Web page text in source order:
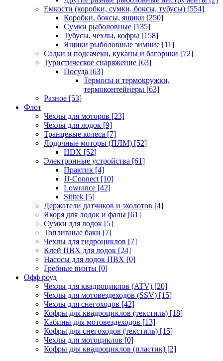
Емкости (коробки, сумки, боксы, тубусы) [554]
Коробки, боксы, ящики [250]
Сумки рыболовные [135]
Тубусы, чехлы, кофры [158]
Ящики рыболовные зимние [11]
Садки и подсачеки, куканы и багорики [72]
Туристическое снаряжение [63]
Посуда [63]
Термосы и термокружки,
термоконтейнеры [63]
Разное [53]
Флот
Чехлы для моторов [23]
Чехлы для лодок [9]
Транцевые колеса [7]
Лодочные моторы (ПЛМ) [52]
HDX [52]
Электронные устройства [61]
Практик [4]
JJ-Connect [10]
Lowrance [42]
Sititek [5]
Держатели датчиков и эхолотов [4]
Якоря для лодок и фалы [61]
Сумки для лодок [5]
Топливные баки [7]
Чехлы для гидроциклов [7]
Клей ПВХ для лодок [24]
Насосы для лодок ПВХ [0]
Гребные винты [0]
Офф роуд
Чехлы для квадроциклов (ATV) [20]
Чехлы для мотовездеходов (SSV) [15]
Чехлы для снегоходов [42]
Кофры для квадроциклов (текстиль) [18]
Кабины для мотовездеходов [13]
Кофры для снегоходов (текстиль) [15]
Чехлы для мотоциклов [0]
Кофры для квадроциклов (пластик) [2]